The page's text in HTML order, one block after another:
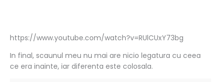
https://www.youtube.com/watch?v=RUlCUxY73bg
In final, scaunul meu nu mai are nicio legatura cu ceea
ce era inainte, iar diferenta este colosala.